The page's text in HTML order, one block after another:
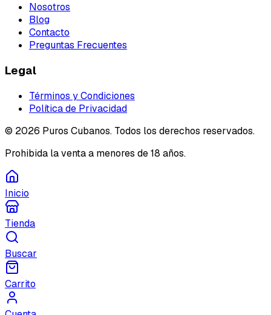
Nosotros
Blog
Contacto
Preguntas Frecuentes
Legal
Términos y Condiciones
Política de Privacidad
© 2026 Puros Cubanos. Todos los derechos reservados.
Prohibida la venta a menores de 18 años.
Inicio
Tienda
Buscar
Carrito